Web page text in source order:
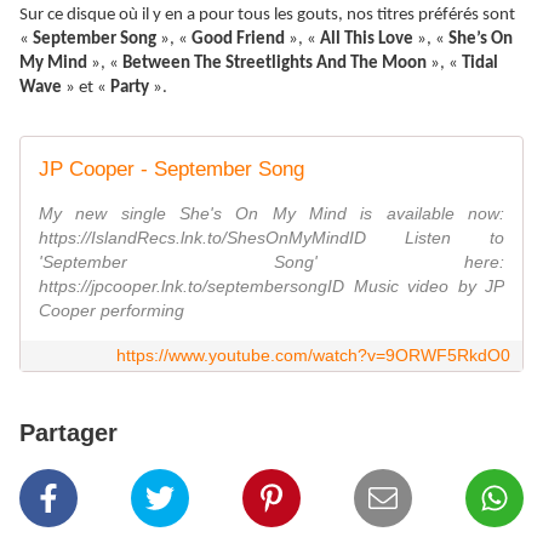
Sur ce disque où il y en a pour tous les gouts, nos titres préférés sont
« September Song », « Good Friend », « All This Love », « She’s On
My Mind », « Between The Streetlights And The Moon », « Tidal
Wave » et « Party ».
JP Cooper - September Song
My new single She's On My Mind is available now:
https://IslandRecs.lnk.to/ShesOnMyMindID Listen to
'September Song' here:
https://jpcooper.lnk.to/septembersongID Music video by JP
Cooper performing
https://www.youtube.com/watch?v=9ORWF5RkdO0
Partager